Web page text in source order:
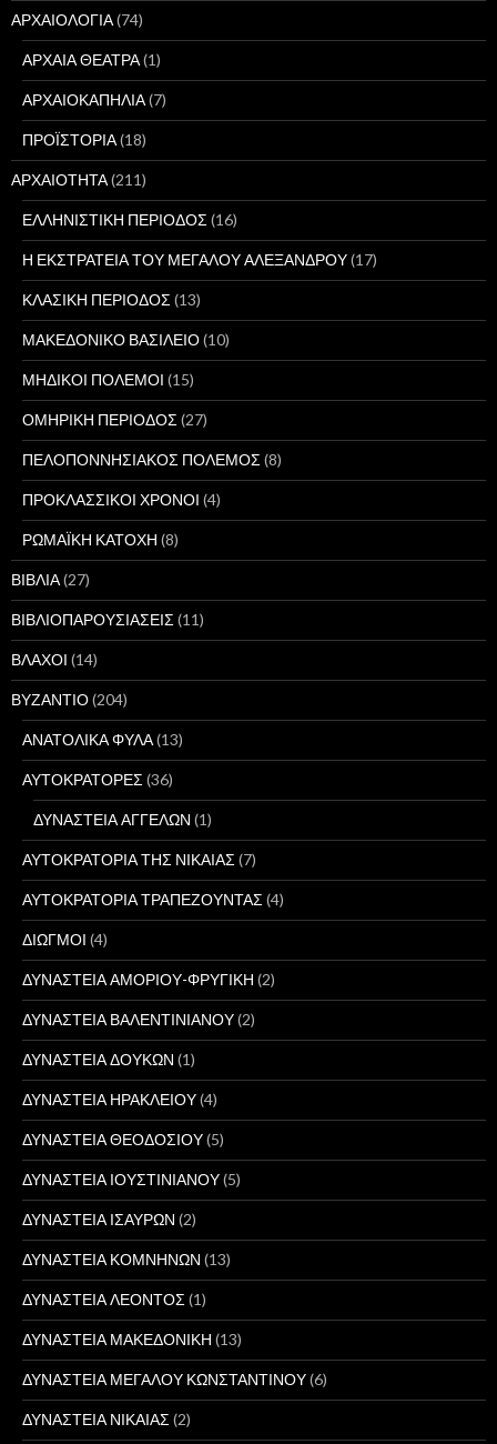
ΑΡΧΑΙΟΛΟΓΙΑ(74)
ΑΡΧΑΙΑ ΘΕΑΤΡΑ(1)
ΑΡΧΑΙΟΚΑΠΗΛΙΑ(7)
ΠΡΟΪΣΤΟΡΙΑ(18)
ΑΡΧΑΙΟΤΗΤΑ(211)
ΕΛΛΗΝΙΣΤΙΚΗ ΠΕΡΙΟΔΟΣ (16)
Η ΕΚΣΤΡΑΤΕΙΑ ΤΟΥ ΜΕΓΑΛΟΥ ΑΛΕΞΑΝΔΡΟΥ(17)
ΚΛΑΣΙΚΗ ΠΕΡΙΟΔΟΣ (13)
ΜΑΚΕΔΟΝΙΚΟ ΒΑΣΙΛΕΙΟ(10)
ΜΗΔΙΚΟΙ ΠΟΛΕΜΟΙ (15)
ΟΜΗΡΙΚΗ ΠΕΡΙΟΔΟΣ (27)
ΠΕΛΟΠΟΝΝΗΣΙΑΚΟΣ ΠΟΛΕΜΟΣ (8)
ΠΡΟΚΛΑΣΣΙΚΟΙ ΧΡΟΝΟΙ (4)
ΡΩΜΑΪΚΗ ΚΑΤΟΧΗ (8)
ΒΙΒΛΙΑ(27)
ΒΙΒΛΙΟΠΑΡΟΥΣΙΑΣΕΙΣ (11)
ΒΛΑΧΟΙ (14)
ΒΥΖΑΝΤΙΟ(204)
ΑΝΑΤΟΛΙΚΑ ΦΥΛΑ(13)
ΑΥΤΟΚΡΑΤΟΡΕΣ (36)
ΔΥΝΑΣΤΕΙΑ ΑΓΓΕΛΩΝ (1)
ΑΥΤΟΚΡΑΤΟΡΙΑ ΤΗΣ ΝΙΚΑΙΑΣ (7)
ΑΥΤΟΚΡΑΤΟΡΙΑ ΤΡΑΠΕΖΟΥΝΤΑΣ (4)
ΔΙΩΓΜΟΙ (4)
ΔΥΝΑΣΤΕΙΑ ΑΜΟΡΙΟΥ-ΦΡΥΓΙΚΗ (2)
ΔΥΝΑΣΤΕΙΑ ΒΑΛΕΝΤΙΝΙΑΝΟΥ(2)
ΔΥΝΑΣΤΕΙΑ ΔΟΥΚΩΝ (1)
ΔΥΝΑΣΤΕΙΑ ΗΡΑΚΛΕΙΟΥ(4)
ΔΥΝΑΣΤΕΙΑ ΘΕΟΔΟΣΙΟΥ(5)
ΔΥΝΑΣΤΕΙΑ ΙΟΥΣΤΙΝΙΑΝΟΥ(5)
ΔΥΝΑΣΤΕΙΑ ΙΣΑΥΡΩΝ (2)
ΔΥΝΑΣΤΕΙΑ ΚΟΜΝΗΝΩΝ (13)
ΔΥΝΑΣΤΕΙΑ ΛΕΟΝΤΟΣ (1)
ΔΥΝΑΣΤΕΙΑ ΜΑΚΕΔΟΝΙΚΗ (13)
ΔΥΝΑΣΤΕΙΑ ΜΕΓΑΛΟΥ ΚΩΝΣΤΑΝΤΙΝΟΥ(6)
ΔΥΝΑΣΤΕΙΑ ΝΙΚΑΙΑΣ (2)